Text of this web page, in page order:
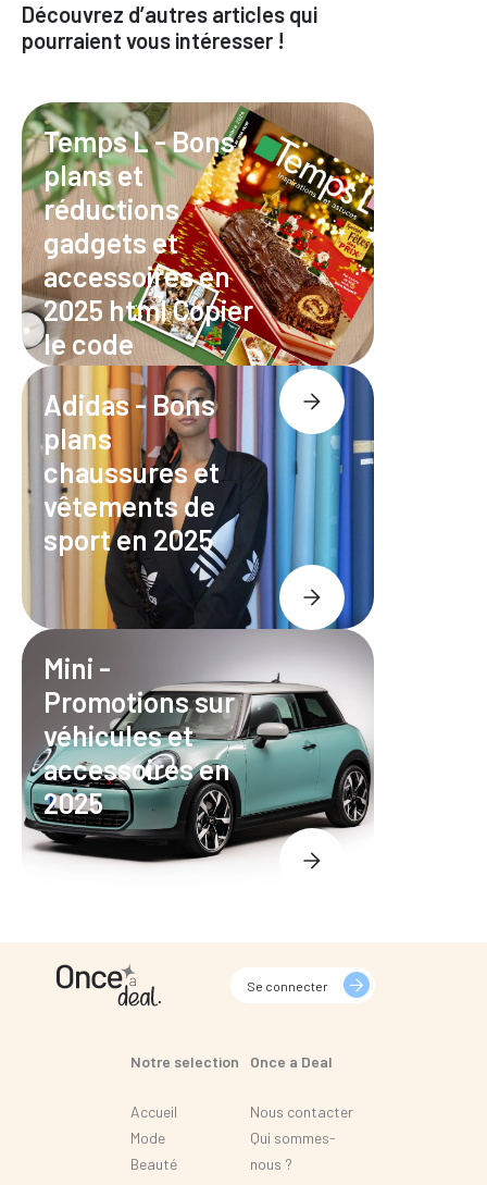
Découvrez d’autres articles qui
pourraient vous intéresser !
Temps L - Bons
plans et
réductions
gadgets et
accessoires en
2025 html Copier
le code
Adidas - Bons
plans
chaussures et
vêtements de
sport en 2025
Mini -
Promotions sur
véhicules et
accessoires en
2025
Se connecter
Notre selection
Accueil
Mode
Beauté
Once a Deal
Nous contacter
Qui sommes-
nous ?